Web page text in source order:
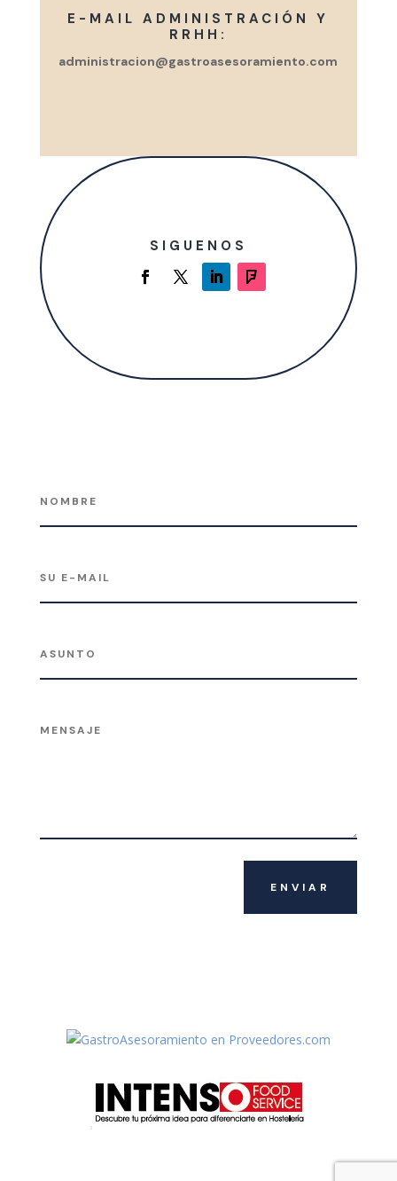
E-MAIL ADMINISTRACIÓN Y
RRHH:
administracion@gastroasesoramiento.com
SIGUENOS
ENVIAR